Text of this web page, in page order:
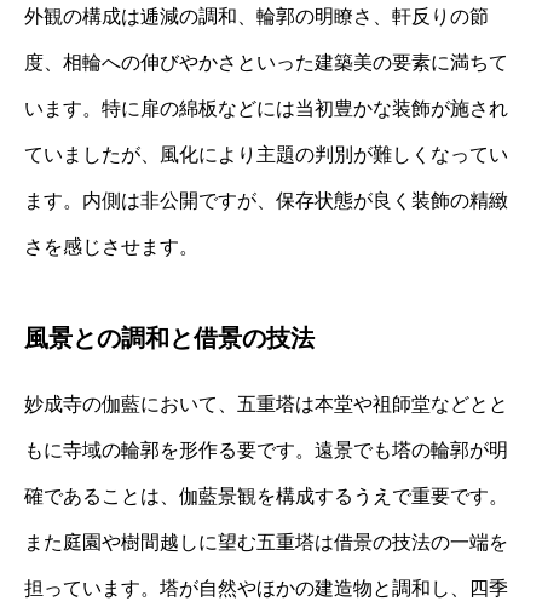
外観の構成は逓減の調和、輪郭の明瞭さ、軒反りの節
度、相輪への伸びやかさといった建築美の要素に満ちて
います。特に扉の綿板などには当初豊かな装飾が施され
ていましたが、風化により主題の判別が難しくなってい
ます。内側は非公開ですが、保存状態が良く装飾の精緻
さを感じさせます。
風景との調和と借景の技法
妙成寺の伽藍において、五重塔は本堂や祖師堂などとと
もに寺域の輪郭を形作る要です。遠景でも塔の輪郭が明
確であることは、伽藍景観を構成するうえで重要です。
また庭園や樹間越しに望む五重塔は借景の技法の一端を
担っています。塔が自然やほかの建造物と調和し、四季